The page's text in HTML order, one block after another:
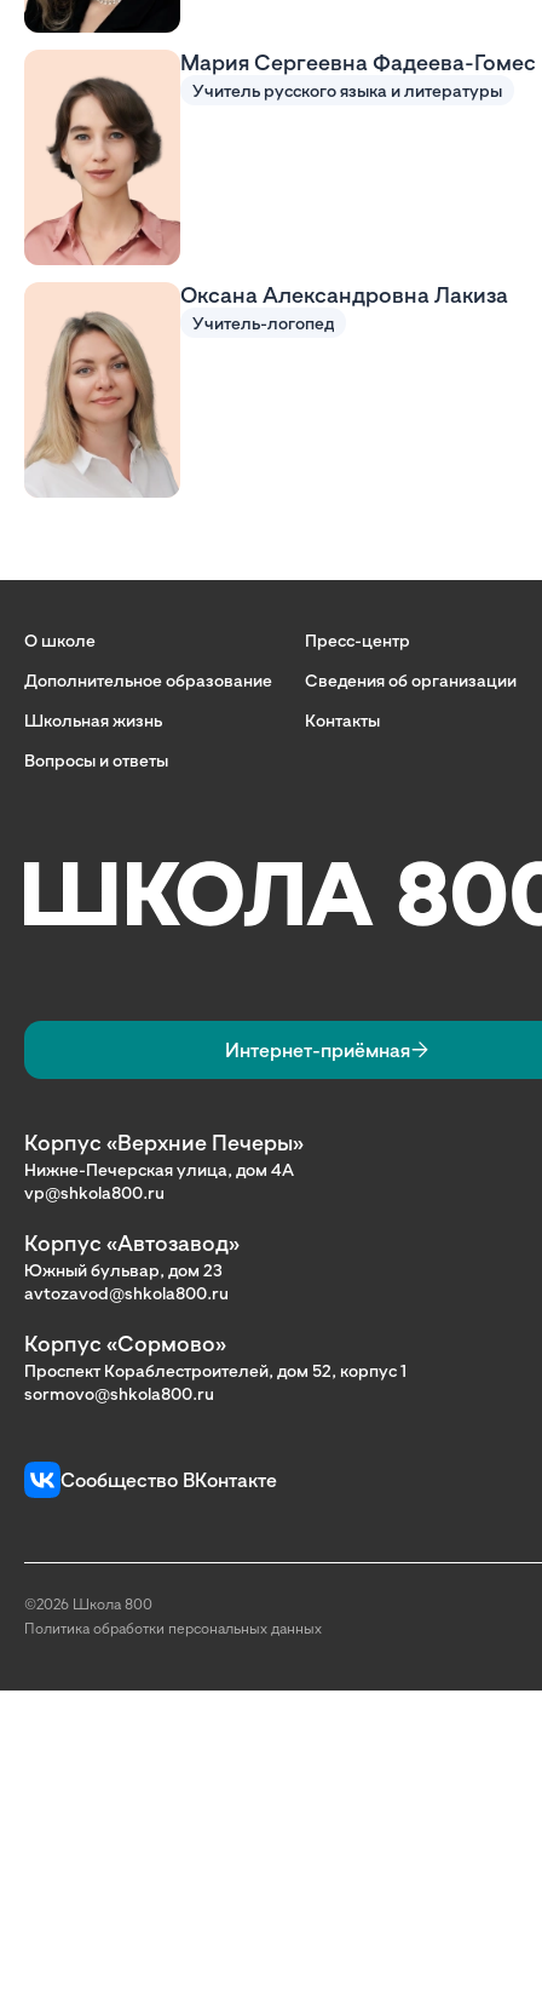
Мария Сергеевна Фадеева-Гомес
Учитель русского языка и литературы
Оксана Александровна Лакиза
Учитель-логопед
О школе
Дополнительное образование
Школьная жизнь
Вопросы и ответы
Пресс-центр
Сведения об организации
Контакты
Интернет-приёмная
Корпус «Верхние Печеры»
Нижне-Печерская улица, дом 4А
vp@shkola800.ru
Корпус «Автозавод»
Южный бульвар, дом 23
avtozavod@shkola800.ru
Корпус «Сормово»
Проспект Кораблестроителей, дом 52, корпус 1
sormovo@shkola800.ru
Сообщество ВКонтакте
©2026 Школа 800
Политика обработки персональных данных